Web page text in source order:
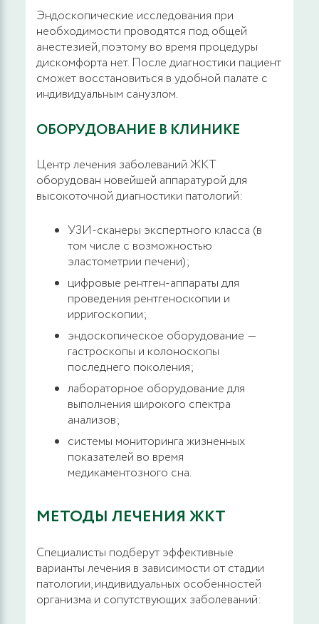
Разрез или иссечение перианальной ткани
радиохирургическим методом
11000 руб.
ЗАПИСАТЬСЯ
Дренирование абсцедирующего фурункула
5500 руб.
ЗАПИСАТЬСЯ
Вскрытие, дренирование парапроктита
11200 руб.
ЗАПИСАТЬСЯ
Склеротерапия геморроидальных узлов
2000 руб.
ЗАПИСАТЬСЯ
Наложение латексного кольца с лифтингом, 1
кольцо
6900 руб.
Дезартеризация геморроидальных узлов,
лазерных технологий аппаратом Mediola
Compact
43900 руб.
ЗАПИСАТЬСЯ
Эвакуация тромбированного наружного
Эндоскопические исследования при
необходимости проводятся под общей
анестезией, поэтому во время процедуры
дискомфорта нет. После диагностики пациент
сможет восстановиться в удобной палате с
индивидуальным санузлом.
ОБОРУДОВАНИЕ В КЛИНИКЕ
Центр лечения заболеваний ЖКТ
оборудован новейшей аппаратурой для
высокоточной диагностики патологий:
УЗИ-сканеры экспертного класса (в
том числе с возможностью
эластометрии печени);
цифровые рентген-аппараты для
проведения рентгеноскопии и
ирригоскопии;
эндоскопическое оборудование ―
гастроскопы и колоноскопы
последнего поколения;
лабораторное оборудование для
выполнения широкого спектра
анализов;
системы мониторинга жизненных
показателей во время
медикаментозного сна.
МЕТОДЫ ЛЕЧЕНИЯ ЖКТ
Специалисты подберут эффективные
варианты лечения в зависимости от стадии
патологии, индивидуальных особенностей
организма и сопутствующих заболеваний: